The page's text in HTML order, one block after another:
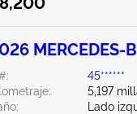
MERCEDES-
45******
5,197
Lado